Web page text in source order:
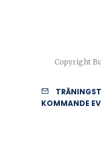
Copyright
KOMMANDE